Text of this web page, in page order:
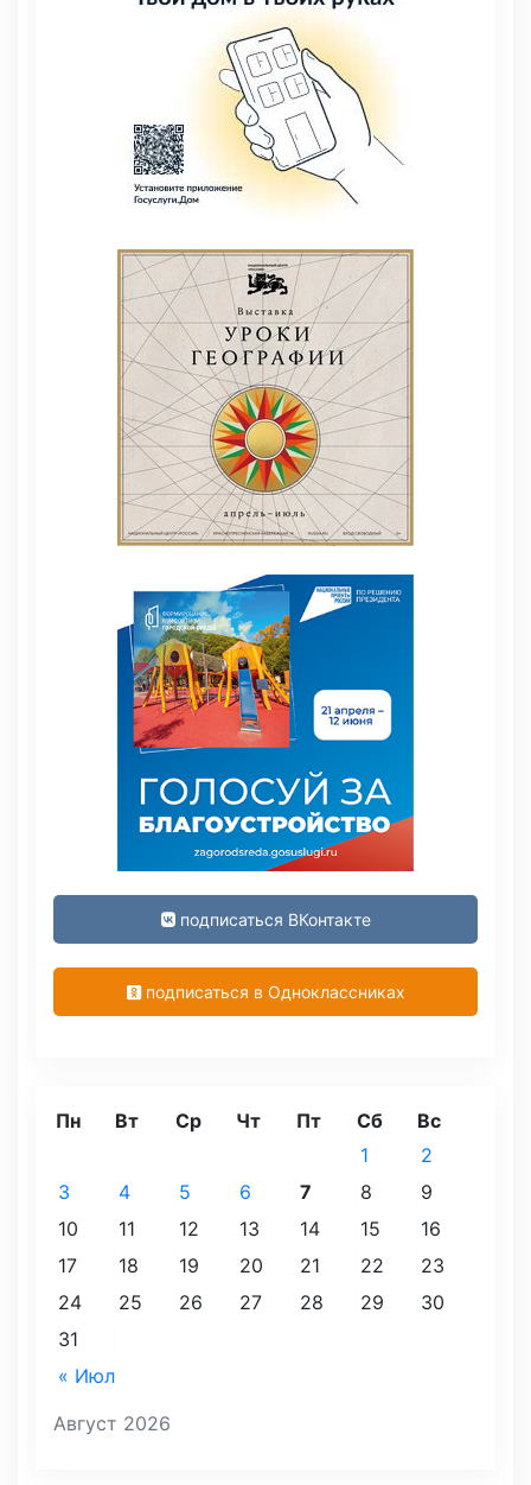
подписаться ВКонтакте
подписаться в Одноклассниках
Август 2026
Пн Вт Ср Чт Пт Сб Вс
« Июл
1
2
3
4 5 6 7 8
9
10
11 12 13 14 15
16
17
18 19 20 21 22
23
24
25 26 27 28 29
30
31